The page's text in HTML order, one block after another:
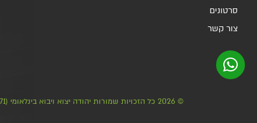
סרטונים
צור קשר
© 2026 כל הזכויות שמורות יהודה יצוא ויבוא בינלאומי (1971) בע"מ - תקרות אקוסטיות